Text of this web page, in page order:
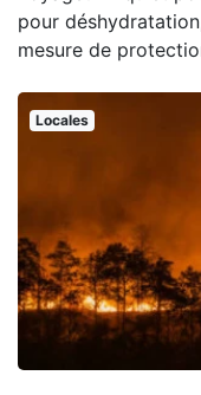
pour
mesure de
Locales